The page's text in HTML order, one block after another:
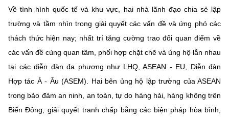
Về tình hình quốc tế và khu vực, hai nhà lãnh đạo chia sẻ lập
trường và tầm nhìn trong giải quyết các vấn đề và ứng phó các
thách thức hiện nay; nhất trí tăng cường trao đổi quan điểm về
các vấn đề cùng quan tâm, phối hợp chặt chẽ và ủng hộ lẫn nhau
tại các diễn đàn đa phương như LHQ, ASEAN - EU, Diễn đàn
Hợp tác Á - Âu (ASEM). Hai bên ủng hộ lập trường của ASEAN
trong bảo đảm an ninh, an toàn, tự do hàng hải, hàng không trên
Biển Đông, giải quyết tranh chấp bằng các biện pháp hòa bình,